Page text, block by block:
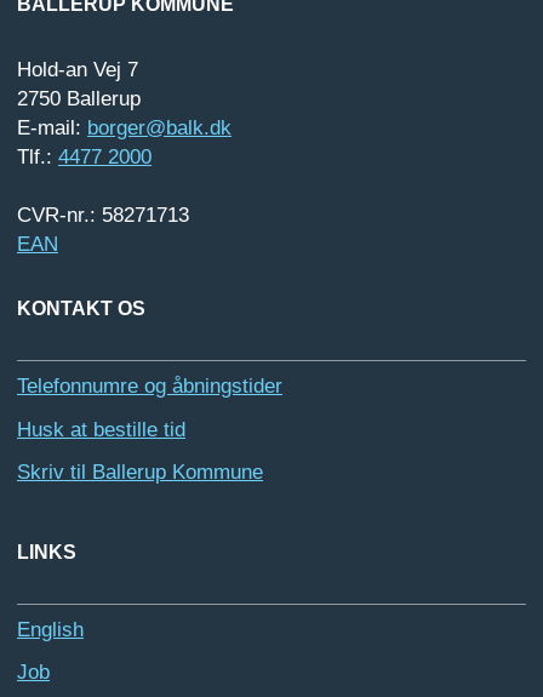
BALLERUP KOMMUNE
Hold-an Vej 7
2750 Ballerup
E-mail: borger@balk.dk
Tlf.: 4477 2000
CVR-nr.: 58271713
EAN
KONTAKT OS
Telefonnumre og åbningstider
Husk at bestille tid
Skriv til Ballerup Kommune
LINKS
English
Job